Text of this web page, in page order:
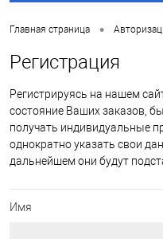
Главная страница •
Регистрация
Регистрируясь на нашем
состояние Ваших заказов,
получать индивидуальные
однократно указать свои
дальнейшем они будут
Имя